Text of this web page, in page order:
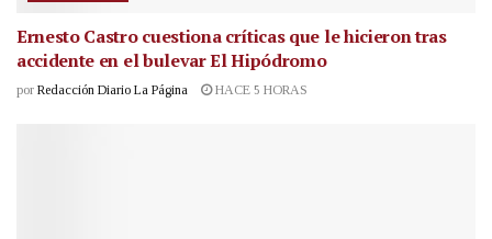
Ernesto Castro cuestiona críticas que le hicieron tras
accidente en el bulevar El Hipódromo
por Redacción Diario La Página HACE 5 HORAS